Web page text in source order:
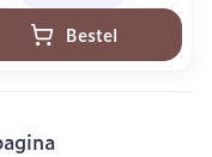
Bestel